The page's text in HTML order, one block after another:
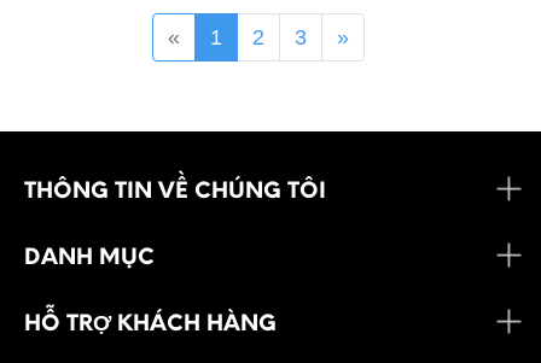
« 1 2 3 »
THÔNG TIN VỀ CHÚNG TÔI
DANH MỤC
HỖ TRỢ KHÁCH HÀNG